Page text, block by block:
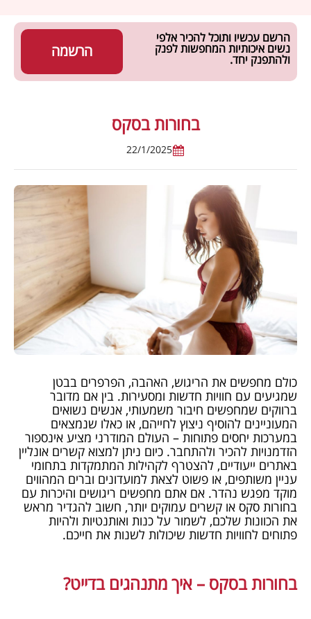
הרשמה
הרשם עכשיו ותוכל להכיר אלפי
נשים איכותיות המחפשות לפנק
ולהתפנק יחד.
בחורות בסקס
22/1/2025
כולם מחפשים את הריגוש, האהבה, הפרפרים בבטן
שמגיעים עם חוויות חדשות ומסעירות. בין אם מדובר
ברווקים שמחפשים חיבור משמעותי, אנשים נשואים
המעוניינים להוסיף ניצוץ לחייהם, או כאלו שנמצאים
במערכות יחסים פתוחות – העולם המודרני מציע אינספור
הזדמנויות להכיר ולהתחבר. כיום ניתן למצוא קשרים אונליין
באתרים ייעודיים, להצטרף לקהילות המתמקדות בתחומי
עניין משותפים, או פשוט לצאת למועדונים וברים המהווים
מוקד מפגש נהדר. אם אתם מחפשים ריגושים והיכרות עם
בחורות סקס או קשרים עמוקים יותר, חשוב להגדיר מראש
את הכוונות שלכם, לשמור על כנות ואותנטיות ולהיות
פתוחים לחוויות חדשות שיכולות לשנות את חייכם.
בחורות בסקס – איך מתנהגים בדייט?